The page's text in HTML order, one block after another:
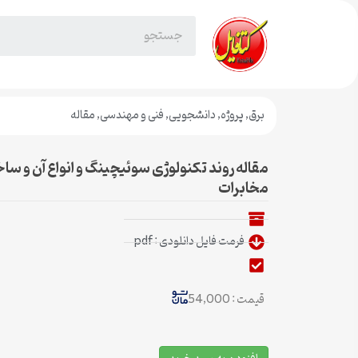
برق,پروژه,دانشجویی,فنی و مهندسی,مقاله
مقاله روند تکنولوژی سوئیچینگ و انواع آن و
مخابرات
فرمت فایل دانلودی : pdf
قیمت : 54,000